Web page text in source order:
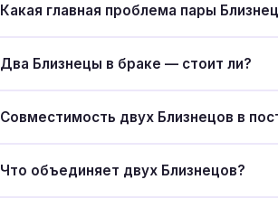
Какая главная проблема пары
Два Близнецы в браке — стоит ли?
Совместимость двух Близнецов в
Что объединяет двух Близнецов?